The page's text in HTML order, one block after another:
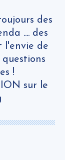
des
.... des
l'envie de
!
sur le